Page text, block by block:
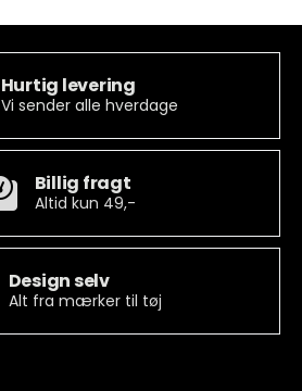
Hurtig levering
Vi sender alle hverdage
Billig fragt
Altid kun 49,-
Design selv
Alt fra mærker til tøj